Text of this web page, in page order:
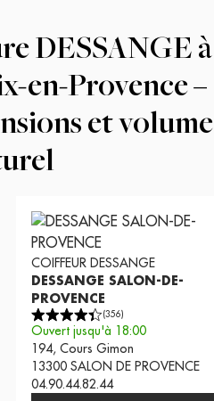
DESSANGE à
en-Provence –
et volume
COIFFEUR DESSANGE
DESSANGE SALON-DE-
PROVENCE
(356)
Ouvert jusqu'à 18:00
194, Cours Gimon
13300 SALON DE PROVENCE
04.90.44.82.44